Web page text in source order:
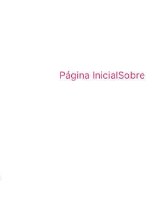
Página Inicial